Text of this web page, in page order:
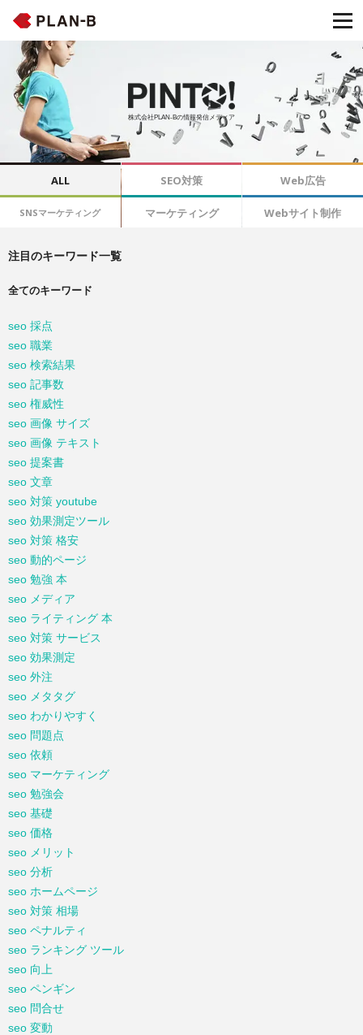
株式会社PLAN-Bの情報発信メディア
ALL SEO対策 Web広告
SNSマーケティング マーケティング Webサイト制作
注目のキーワード一覧
全てのキーワード
seo 採点
seo 職業
seo 検索結果
seo 記事数
seo 権威性
seo 画像 サイズ
seo 画像 テキスト
seo 提案書
seo 文章
seo 対策 youtube
seo 効果測定ツール
seo 対策 格安
seo 動的ページ
seo 勉強 本
seo メディア
seo ライティング 本
seo 対策 サービス
seo 効果測定
seo 外注
seo メタタグ
seo わかりやすく
seo 問題点
seo 依頼
seo マーケティング
seo 勉強会
seo 基礎
seo 価格
seo メリット
seo 分析
seo ホームページ
seo 対策 相場
seo ペナルティ
seo ランキング ツール
seo 向上
seo ペンギン
seo 問合せ
seo 変動